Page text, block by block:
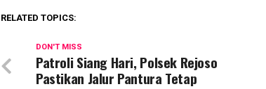
RELATED TOPICS:
DON'T MISS
Patroli Siang Hari, Polsek Rejoso
Pastikan Jalur Pantura Tetap